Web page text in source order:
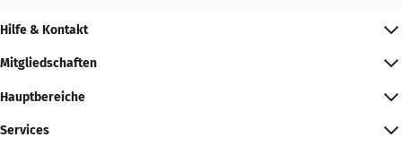
Hilfe & Kontakt
Mitgliedschaften
Hauptbereiche
Services